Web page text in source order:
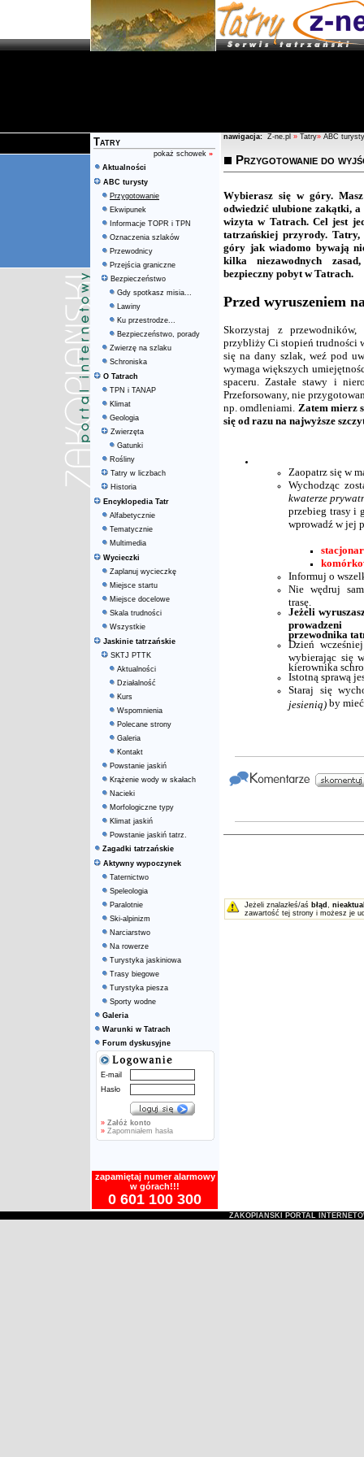
Tatry
pokaż schowek »
Aktualności
ABC turysty
Przygotowanie
Ekwipunek
Informacje TOPR i TPN
Oznaczenia szlaków
Przewodnicy
Przejścia graniczne
Bezpieczeństwo
Gdy spotkasz misia...
Lawiny
Ku przestrodze...
Bezpieczeństwo, porady
Zwierzę na szlaku
Schroniska
O Tatrach
TPN i TANAP
Klimat
Geologia
Zwierzęta
Gatunki
Rośliny
Tatry w liczbach
Historia
Encyklopedia Tatr
Alfabetycznie
Tematycznie
Multimedia
Wycieczki
Zaplanuj wycieczkę
Miejsce startu
Miejsce docelowe
Skala trudności
Wszystkie
Jaskinie tatrzańskie
SKTJ PTTK
Aktualności
Działalność
Kurs
Wspomnienia
Polecane strony
Galeria
Kontakt
Powstanie jaskiń
Krążenie wody w skałach
Nacieki
Morfologiczne typy
Klimat jaskiń
Powstanie jaskiń tatrz.
Zagadki tatrzańskie
Aktywny wypoczynek
Taternictwo
Speleologia
Paralotnie
Ski-alpinizm
Narciarstwo
Na rowerze
Turystyka jaskiniowa
Trasy biegowe
Turystyka piesza
Sporty wodne
Galeria
Warunki w Tatrach
Forum dyskusyjne
E-mail
Hasło
» Załóż konto
»Zapomniałem hasła
zapamiętaj numer alarmowy
w górach!!!
0 601 100 300
nawigacja: Z-ne.pl » Tatry» ABC turysty
Przygotowanie do
Wybierasz się w góry.
odwiedzić ulubione zakątki,
wizyta w Tatrach. Cel jest
tatrzańskiej przyrody.
góry jak wiadomo bywają
kilka niezawodnych
bezpieczny pobyt w Tatrach.
Przed wyruszeniem
Skorzystaj z
przybliży Ci stopień trudności
się na dany szlak, weź pod
wymaga większych
spaceru. Zastałe stawy i
Przeforsowany, nie
np. omdleniami. Zatem mierz
się od razu na najwyższe
Zaopatrz się w
Wychodząc
kwaterze
przebieg trasy i
wprowadź w jej
Informuj o
Nie wędruj
trasę.
Jeżeli
przewodnika
Dzień
wybierając się
kierownika
Istotną sprawą
Staraj się
jesienią) by
Jeżeli znalazłeś/aś błąd ,
zawartość tej strony i możesz je
ZAKOPIAŃSKI PORTAL